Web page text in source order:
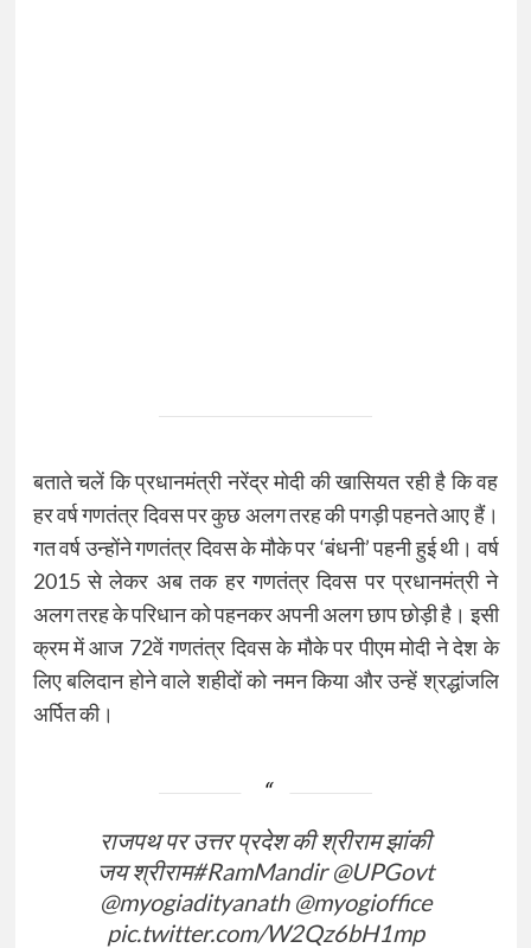
बताते चलें कि प्रधानमंत्री नरेंद्र मोदी की खासियत रही है कि वह
हर वर्ष गणतंत्र दिवस पर कुछ अलग तरह की पगड़ी पहनते आए हैं।
गत वर्ष उन्होंने गणतंत्र दिवस के मौके पर ‘बंधनी’ पहनी हुई थी। वर्ष
2015 से लेकर अब तक हर गणतंत्र दिवस पर प्रधानमंत्री ने
अलग तरह के परिधान को पहनकर अपनी अलग छाप छोड़ी है। इसी
क्रम में आज 72वें गणतंत्र दिवस के मौके पर पीएम मोदी ने देश के
लिए बलिदान होने वाले शहीदों को नमन किया और उन्हें श्रद्धांजलि
अर्पित की।
राजपथ पर उत्तर प्रदेश की श्रीराम झांकी
जय श्रीराम#RamMandir @UPGovt
@myogiadityanath @myogioffice
pic.twitter.com/W2Qz6bH1mp